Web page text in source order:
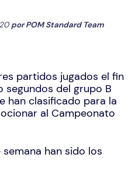
porPOM Standard Team
partidos jugados el fin
segundos del grupo B
han clasificado para la
al Campeonato
han sido los